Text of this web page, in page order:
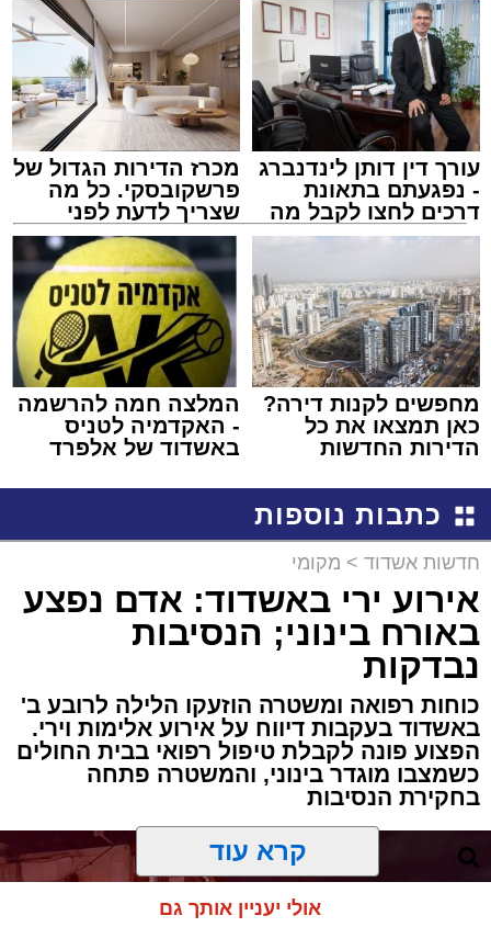
עורך דין דותן לינדנברג
- נפגעתם בתאונת
דרכים לחצו לקבל מה
שמגיע לכם
מכרז הדירות הגדול של
פרשקובסקי. כל מה
שצריך לדעת לפני
שמגישים הצעה לדירה
באשדוד
מחפשים לקנות דירה?
כאן תמצאו את כל
הדירות החדשות
המלצה חמה להרשמה
- האקדמיה לטניס
באשדוד של אלפרד
כתבות נוספות
חדשות אשדוד > מקומי
אירוע ירי באשדוד: אדם נפצע
באורח בינוני; הנסיבות
נבדקות
כוחות רפואה ומשטרה הוזעקו הלילה לרובע ב'
באשדוד בעקבות דיווח על אירוע אלימות וירי.
הפצוע פונה לקבלת טיפול רפואי בבית החולים
כשמצבו מוגדר בינוני, והמשטרה פתחה
בחקירת הנסיבות
קרא עוד
אולי יעניין אותך גם